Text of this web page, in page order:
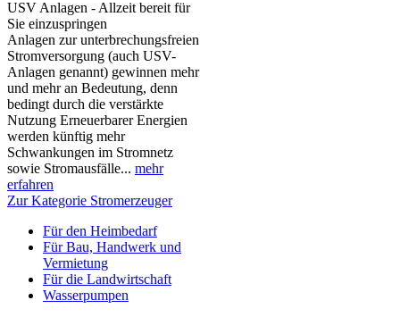
USV Anlagen - Allzeit bereit für
Sie einzuspringen
Anlagen zur unterbrechungsfreien
Stromversorgung (auch USV-
Anlagen genannt) gewinnen mehr
und mehr an Bedeutung, denn
bedingt durch die verstärkte
Nutzung Erneuerbarer Energien
werden künftig mehr
Schwankungen im Stromnetz
sowie Stromausfälle... mehr
erfahren
Zur Kategorie Stromerzeuger
Für den Heimbedarf
Für Bau, Handwerk und
Vermietung
Für die Landwirtschaft
Wasserpumpen